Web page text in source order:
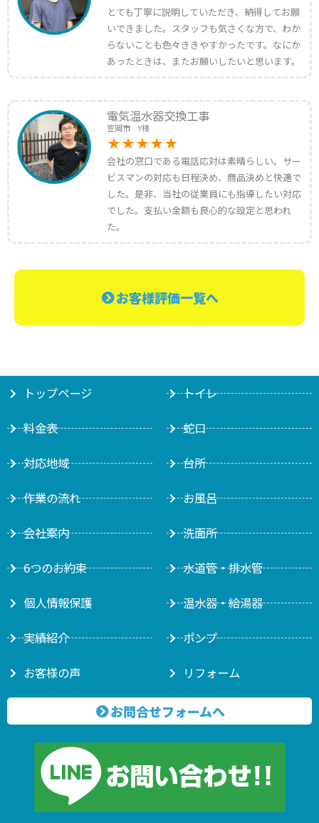
とても丁寧に説明していただき、納得してお願
いできました。スタッフも気さくな方で、わか
らないことも色々ききやすかったです。なにか
あったときは、またお願いしたいと思います。
電気温水器交換工事
笠岡市 Y様
会社の窓口である電話応対は素晴らしい。サー
ビスマンの対応も日程決め、商品決めと快適で
した。是非、当社の従業員にも指導したい対応
でした。支払い金額も良心的な設定と思われ
た。
お客様評価一覧へ
トップページ
料金表
対応地域
作業の流れ
会社案内
6つのお約束
個人情報保護
実績紹介
お客様の声
トイレ
蛇口
台所
お風呂
洗面所
水道管・排水管
温水器・給湯器
ポンプ
リフォーム
お問合せフォームへ